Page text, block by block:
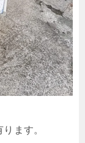
ます。